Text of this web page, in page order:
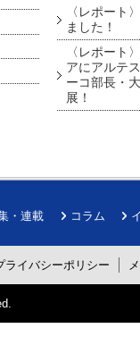
〈レポート
ました！
〈レポート
アにアルテ
ーコ部長・
展！
・連載 コラム
ライバシーポリシー